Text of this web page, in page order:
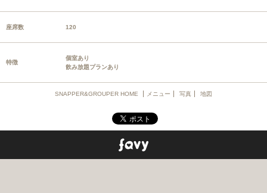
座席数 120
特徴
個室あり
飲み放題プランあり
SNAPPER&GROUPER HOME メニュー 写真 地図